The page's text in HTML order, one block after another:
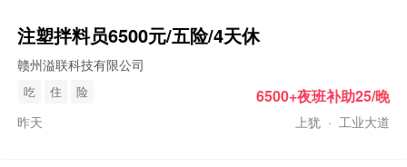
注塑拌料员6500元/五险/4天休
赣州溢联科技有限公司
吃 住 险
昨天 上犹 · 工业大道
6500+夜班补助25/晚